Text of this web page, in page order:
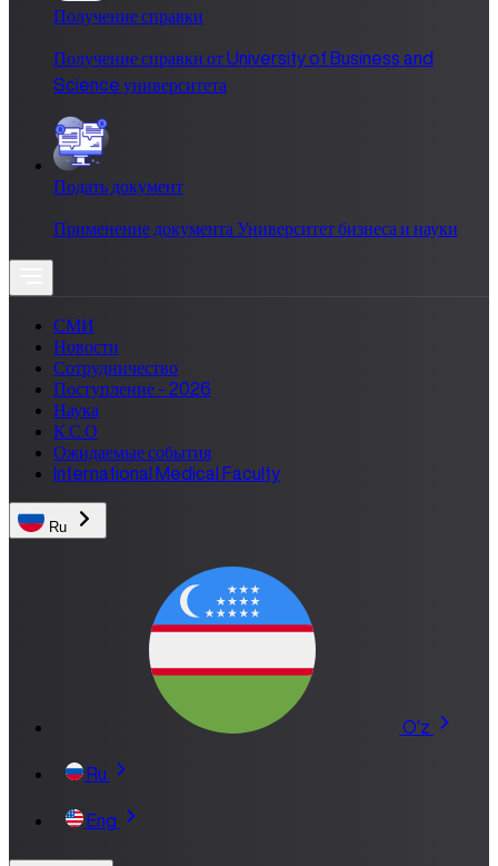
Получение справки
Получение справки от University of Business and
Science университета
Подать документ
Применение документа Университет бизнеса и науки
СМИ
Новости
Сотрудничество
Поступление - 2026
Наука
К.С.О
Ожидаемые события
International Medical Faculty
Ru
O'z
Ru
Eng